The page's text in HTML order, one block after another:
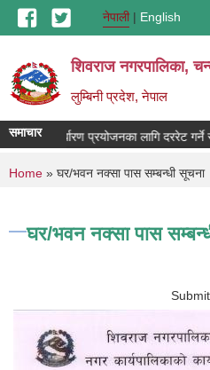
Skip to main contentनेपाली English
शिवराज नगरपालिका,
लुम्बिनी प्रदेश, नेपाल
समाचार
दर रेट निर्धारण प्रयोजनका लागि दररेट गर्ने
You are here
Home » घर/भवन नक्सा पास सम्बन्धी सूचना
घर/भवन नक्सा पास